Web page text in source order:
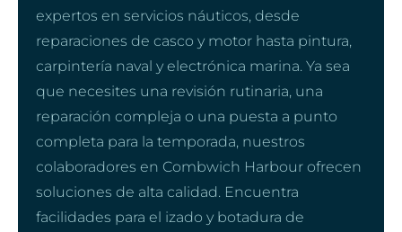
expertos en servicios náuticos, desde
reparaciones de casco y motor hasta pintura,
carpintería naval y electrónica marina. Ya sea
que necesites una revisión rutinaria, una
reparación compleja o una puesta a punto
completa para la temporada, nuestros
colaboradores en Combwich Harbour ofrecen
soluciones de alta calidad. Encuentra
facilidades para el izado y botadura de